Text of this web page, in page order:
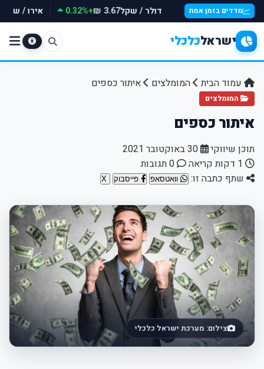
מדדים בזמן אמת דולר / שקל3.67 ₪
+0.32% אירו / שקל
ישראלכלכלי
עמוד הבית המומלצים איתור כספים
המומלצים
איתור כספים
תוכן שיווקי
שתף כתבה זו:
וואטסאפ פייסבוק
צילום: מערכת ישראל כלכלי